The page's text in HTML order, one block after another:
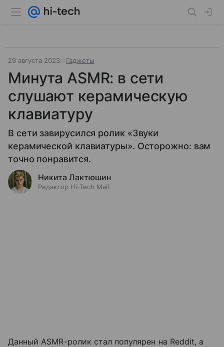
29 августа 2023 Гаджеты
Минута ASMR: в сети
слушают керамическую
клавиатуру
В сети завирусился ролик «Звуки
керамической клавиатуры». Осторожно: вам
точно понравится.
Никита Лактюшин
Редактор Hi-Tech Mail
Данный ASMR-ролик стал популярен на Reddit, а